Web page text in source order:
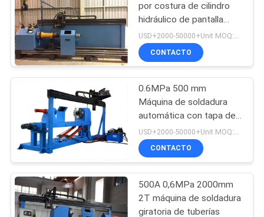
Máquina de
soldadura de
recubrimiento
Soldadora
automática
26
por costura de cilindro
hidráulico de pantalla
táctil 500A 300mm
CONTACTO
0.6MPa 500 mm
Máquina de soldadura
automática con tapa de
cilindro hidráulico
CONTACTO
500A 0,6MPa 2000mm
2T máquina de soldadura
giratoria de tuberías